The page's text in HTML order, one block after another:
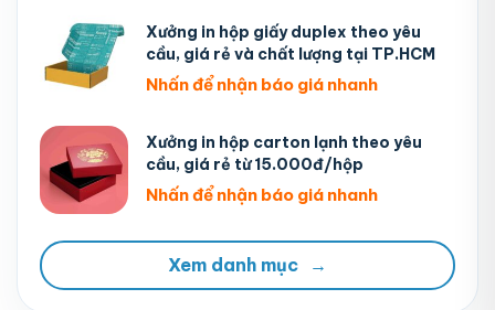
Xưởng in hộp giấy duplex theo yêu
cầu, giá rẻ và chất lượng tại TP.HCM
Nhấn để nhận báo giá nhanh
Xưởng in hộp carton lạnh theo yêu
cầu, giá rẻ từ 15.000đ/hộp
Nhấn để nhận báo giá nhanh
Xem danh mục →